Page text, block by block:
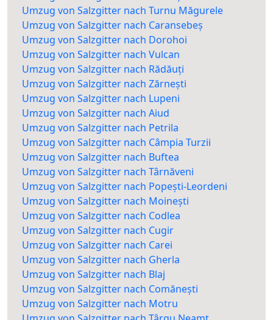
Umzug von Salzgitter nach Turnu Măgurele
Umzug von Salzgitter nach Caransebeș
Umzug von Salzgitter nach Dorohoi
Umzug von Salzgitter nach Vulcan
Umzug von Salzgitter nach Rădăuți
Umzug von Salzgitter nach Zărnești
Umzug von Salzgitter nach Lupeni
Umzug von Salzgitter nach Aiud
Umzug von Salzgitter nach Petrila
Umzug von Salzgitter nach Câmpia Turzii
Umzug von Salzgitter nach Buftea
Umzug von Salzgitter nach Târnăveni
Umzug von Salzgitter nach Popești-Leordeni
Umzug von Salzgitter nach Moinești
Umzug von Salzgitter nach Codlea
Umzug von Salzgitter nach Cugir
Umzug von Salzgitter nach Carei
Umzug von Salzgitter nach Gherla
Umzug von Salzgitter nach Blaj
Umzug von Salzgitter nach Comănești
Umzug von Salzgitter nach Motru